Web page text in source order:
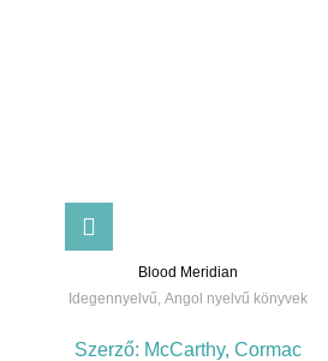
Blood Meridian
Idegennyelvű, Angol nyelvű könyvek
Szerző: McCarthy, Cormac